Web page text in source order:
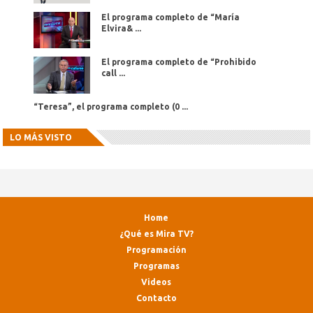
El programa completo de “María
Elvira& ...
El programa completo de “Prohibido
call ...
“Teresa”, el programa completo (0 ...
LO MÁS VISTO
Home
¿Qué es Mira TV?
Programación
Programas
Videos
Contacto